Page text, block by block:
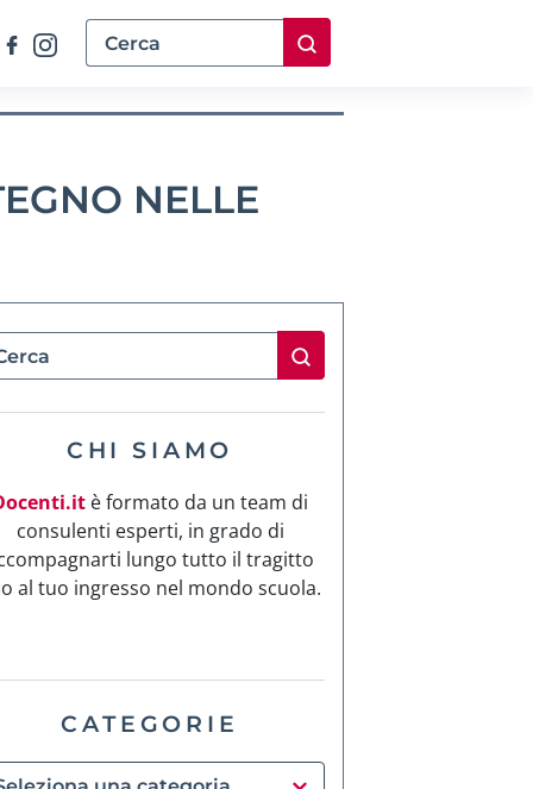
NELLE
CHI SIAMO
è formato da un team di
consulenti esperti, in grado di
lungo tutto il tragitto
al tuo ingresso nel mondo scuola.
CATEGORIE